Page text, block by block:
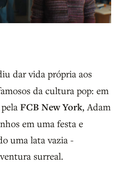
dar vida própria aos
da cultura pop: em
FCB New York, Adam
em uma festa e
uma lata vazia -
surreal.